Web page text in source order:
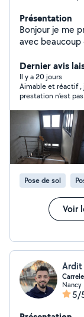
Présentation
Bonjour je me
avec beaucoup
minutieux. Fort
domaine je
de travaux de
la pose de tout
plâtrerie
Maxime
Dernier avis
Il y a 20 jours
Aimable et réactif ,
prestation n’est
Pose de sol
Voir
Ardit
Nancy
5/